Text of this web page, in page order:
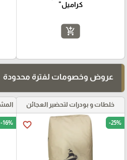
كراميل"
add_shopping_cart
عروض وخصومات لفترة محدودة
خلطات و بودرات لتحضير العجائن
favorite_border -25%
-16%